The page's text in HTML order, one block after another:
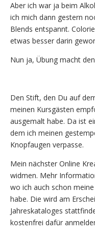
Aber ich war ja beim
ich mich dann gestern
Blends entspannt.
etwas besser darin
Nun ja, Übung macht
Den Stift, den Du auf
meinen Kursgästen
ausgemalt habe. Da ist
dem ich meinen
Knopfaugen verpasse.
Mein nächster Online
widmen. Mehr
wo ich auch schon
habe. Die wird am
Jahreskataloges
kostenfrei dafür